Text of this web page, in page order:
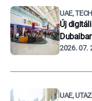
UAE,
Új
2026. 07.
UAE,